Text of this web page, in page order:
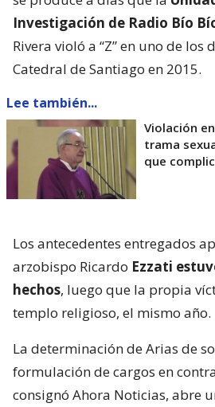
Investigación de Radio Bío
Rivera violó a “Z” en uno de
Catedral de Santiago en 2015.
Lee también...
Violación
trama
que
Los antecedentes entregados
arzobispo Ricardo Ezzati
hechos, luego que la propia
templo religioso, el mismo año.
La determinación de Arias de
formulación de cargos en
consignó Ahora Noticias, abre